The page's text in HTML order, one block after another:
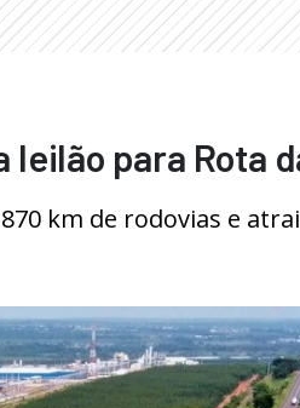
leilão para Rota
km de rodovias e